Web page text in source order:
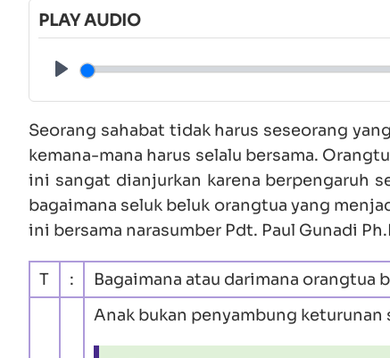
PLAY AUDIO
Seorang sahabat tidak harus seseorang
kemana-mana harus selalu bersama.
ini sangat dianjurkan karena berpengaruh
bagaimana seluk beluk orangtua yang
ini bersama narasumber Pdt. Paul Gunadi
T : Bagaimana atau darimana orangtua
Anak bukan penyambung keturunan